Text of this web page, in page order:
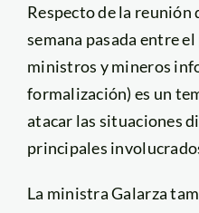
Respecto de la reunión
semana pasada entre
ministros y mineros
formalización) es un
atacar las situaciones
principales
La ministra Galarza